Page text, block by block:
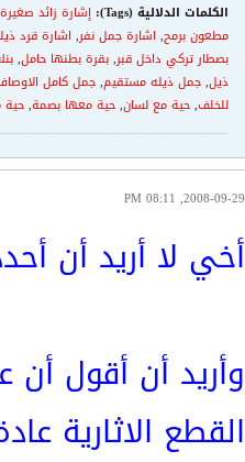
الكلمات الدلالية (Tags): إشارة زائد صغيرة
مطعون برمح, اشارة جمل نفر, اشارة قرد
بصطار تركي داخل قبر,بقرة بطنها حامل,
ذيل,جمل ذيله مستقيم,جمل كامل
للخلف,حية مع لسان,حية معها بصمة,حية
2008-09-29, 08:11 PM
أخي لا أريد أن
وأريد أن أقول
القطع الاثارية